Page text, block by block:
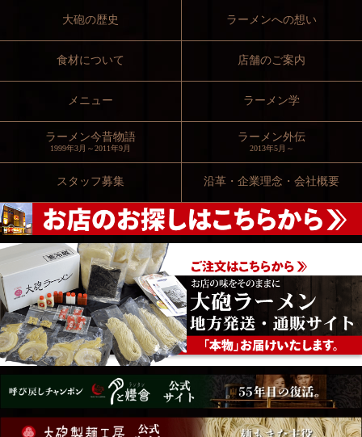
大砲の歴史 ラーメンへの想い
食材について 店舗のご案内
メニュー ラーメン学
ラーメン今昔物語
1999年3月～2011年9月
ラーメン外伝
2013年5月～
スタッフ募集 沿革・企業理念・会社概要